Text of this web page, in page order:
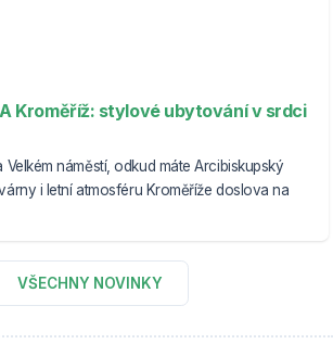
Kroměříž: stylové ubytování v srdci
Velkém náměstí, odkud máte Arcibiskupský
i letní atmosféru Kroměříže doslova na
VŠECHNY NOVINKY